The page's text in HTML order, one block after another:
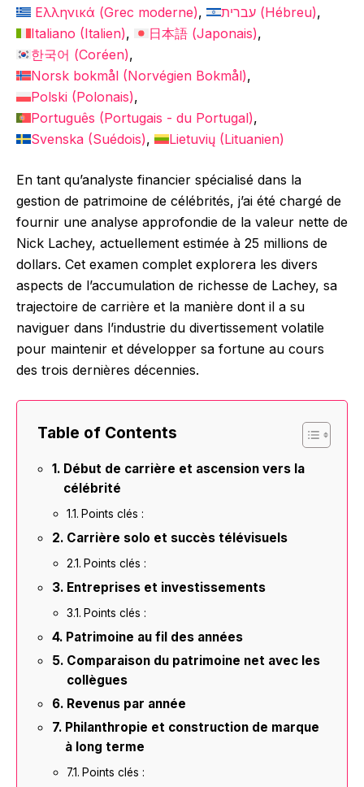
Ελληνικά (Grec moderne) עברית(Hébreu)
Italiano (Italien) 日本語 (Japonais)
한국어 (Coréen)
Norsk bokmål (Norvégien Bokmål)
Polski (Polonais)
Português (Portugais - du Portugal)
Svenska (Suédois) Lietuvių (Lituanien)
En tant qu’analyste financier spécialisé dans la
gestion de patrimoine de célébrités, j’ai été chargé de
fournir une analyse approfondie de la valeur nette de
Nick Lachey, actuellement estimée à 25 millions de
dollars. Cet examen complet explorera les divers
aspects de l’accumulation de richesse de Lachey, sa
trajectoire de carrière et la manière dont il a su
naviguer dans l’industrie du divertissement volatile
pour maintenir et développer sa fortune au cours
des trois dernières décennies.
Table of Contents
Début de carrière et ascension vers la
célébrité
Points clés :
Carrière solo et succès télévisuels
Points clés :
Entreprises et investissements
Points clés :
Patrimoine au fil des années
Comparaison du patrimoine net avec les
collègues
Revenus par année
Philanthropie et construction de marque
à long terme
Points clés :